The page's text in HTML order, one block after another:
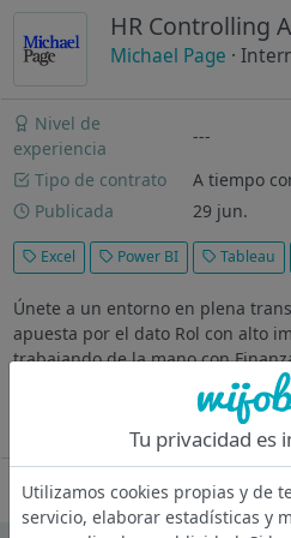
HR Controlling
Michael Page ·
Nivel de
experiencia
---
Tipo de contrato
A tiempo
Publicada
29 jun.
Excel Power BI Tableau
Únete a un entorno en plena
apuesta por el dato Rol con alto
trabajando de la mano con
trabajar? Nuestro cliente es una
sector retail que se encuentra...
Tu privacidad es
Utilizamos cookies propias y de
servicio, elaborar estadísticas y